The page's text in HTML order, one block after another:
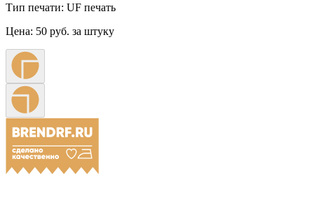
Тип печати: UF печать
Цена: 50 руб. за штуку